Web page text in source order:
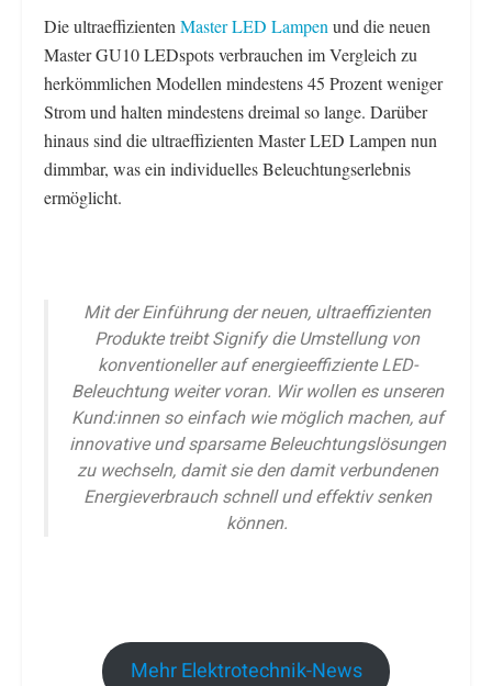
Die ultraeffizienten Master LED Lampen und die neuen
Master GU10 LEDspots verbrauchen im Vergleich zu
herkömmlichen Modellen mindestens 45 Prozent weniger
Strom und halten mindestens dreimal so lange. Darüber
hinaus sind die ultraeffizienten Master LED Lampen nun
dimmbar, was ein individuelles Beleuchtungserlebnis
ermöglicht.
Mit der Einführung der neuen, ultraeffizienten
Produkte treibt Signify die Umstellung von
konventioneller auf energieeffiziente LED-
Beleuchtung weiter voran. Wir wollen es unseren
Kund:innen so einfach wie möglich machen, auf
innovative und sparsame Beleuchtungslösungen
zu wechseln, damit sie den damit verbundenen
Energieverbrauch schnell und effektiv senken
können.
Mehr Elektrotechnik-News